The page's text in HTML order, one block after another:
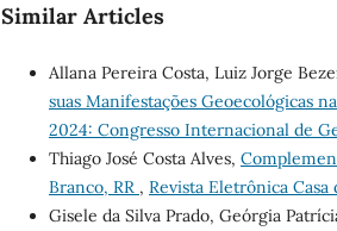
Similar Articles
Allana Pereira Costa, Luiz Jorge
suas Manifestações Geoecológicas
2024: Congresso Internacional de
Thiago José Costa Alves,
Branco, RR , Revista Eletrônica
Gisele da Silva Prado, Geórgia